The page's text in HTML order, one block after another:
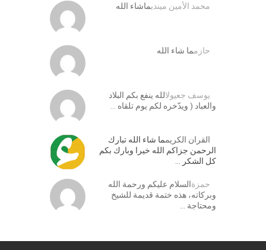
محمد الأمين مينديماشاء الله
حازمما شاء الله
يوسف جعيولالله ينفع بكم البلاد
والعباد ( ويدّخره لكم يوم تلقاه …
القران الكريمما شاء الله تبارك
الرحمن جزاكم الله خيرا وبارك بكم
كل الشكر …
حمزةالسلام عليكم ورحمة الله
وبركاته، هذه ختمة قديمة للشيخ
ومحتاجة …